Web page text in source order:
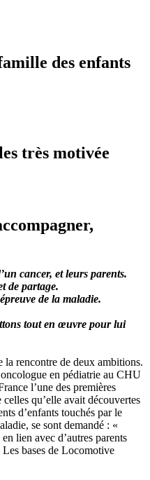
des enfants
très motivée
cancer, et leurs parents.
de partage.
de la maladie.
tout en œuvre pour lui
rencontre de deux ambitions.
en pédiatrie au CHU
l’une des premières
qu’elle avait découvertes
d’enfants touchés par le
se sont demandé : «
lien avec d’autres parents
bases de Locomotive